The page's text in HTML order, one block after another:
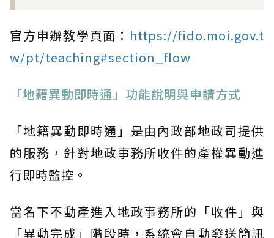
官方申辦教學頁面： https://fido.moi.gov.t
w/pt/teaching#section_flow
「地籍異動即時通」功能說明與申請方式
「地籍異動即時通」是由內政部地政司提供
的服務，針對地政事務所收件的產權異動進
行即時監控。
當名下不動產進入地政事務所的「收件」與
「異動完成」階段時，系統會自動發送簡訊